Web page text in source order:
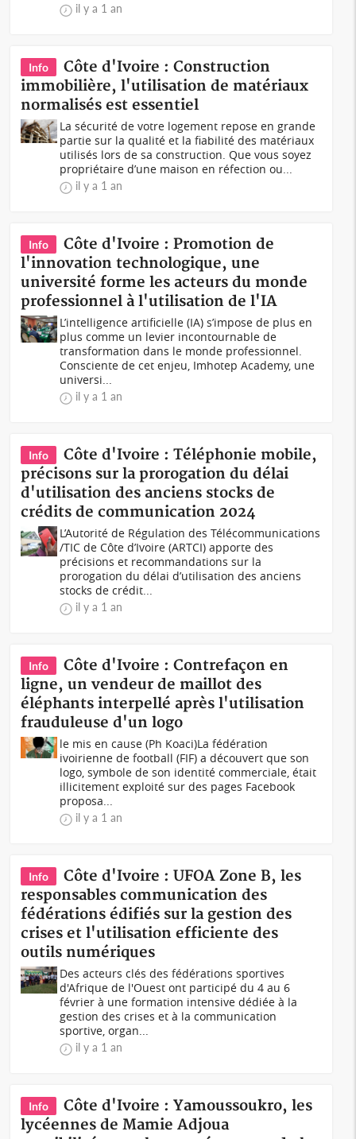
il y a 1 an
Info
Côte d'Ivoire : Construction
immobilière, l'utilisation de matériaux
normalisés est essentiel
La sécurité de votre logement repose en grande
partie sur la qualité et la fiabilité des matériaux
utilisés lors de sa construction. Que vous soyez
propriétaire d’une maison en réfection ou...
il y a 1 an
Info
Côte d'Ivoire : Promotion de
l'innovation technologique, une
université forme les acteurs du monde
professionnel à l'utilisation de l'IA
L’intelligence artificielle (IA) s’impose de plus en
plus comme un levier incontournable de
transformation dans le monde professionnel.
Consciente de cet enjeu, Imhotep Academy, une
universi...
il y a 1 an
Info
Côte d'Ivoire : Téléphonie mobile,
précisons sur la prorogation du délai
d'utilisation des anciens stocks de
crédits de communication 2024
L’Autorité de Régulation des Télécommunications
/TIC de Côte d’Ivoire (ARTCI) apporte des
précisions et recommandations sur la
prorogation du délai d’utilisation des anciens
stocks de crédit...
il y a 1 an
Info
Côte d'Ivoire : Contrefaçon en
ligne, un vendeur de maillot des
éléphants interpellé après l'utilisation
frauduleuse d'un logo
le mis en cause (Ph Koaci)La fédération
ivoirienne de football (FIF) a découvert que son
logo, symbole de son identité commerciale, était
illicitement exploité sur des pages Facebook
proposa...
il y a 1 an
Info
Côte d'Ivoire : UFOA Zone B, les
responsables communication des
fédérations édifiés sur la gestion des
crises et l'utilisation efficiente des
outils numériques
Des acteurs clés des fédérations sportives
d'Afrique de l'Ouest ont participé du 4 au 6
février à une formation intensive dédiée à la
gestion des crises et à la communication
sportive, organ...
il y a 1 an
Info
Côte d'Ivoire : Yamoussoukro, les
lycéennes de Mamie Adjoua